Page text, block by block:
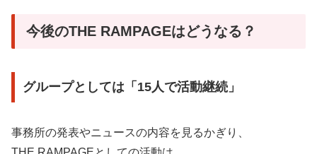
今後のTHE RAMPAGEはどうなる？
グループとしては「15人で活動継続」
事務所の発表やニュースの内容を見るかぎり、